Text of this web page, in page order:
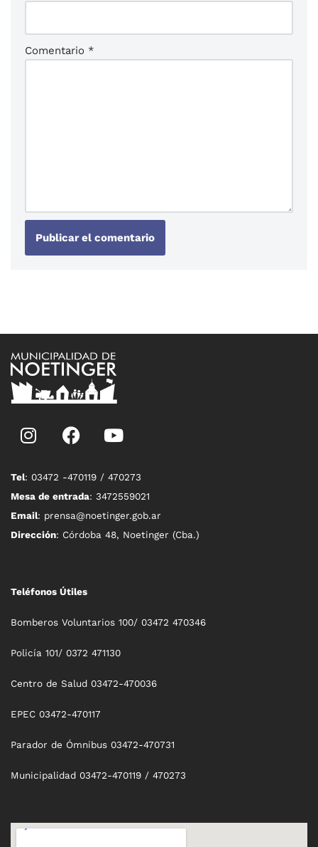
Comentario *
Tel: 03472 -470119 / 470273
Mesa de entrada: 3472559021
Email: prensa@noetinger.gob.ar
Dirección: Córdoba 48, Noetinger (Cba.)
Teléfonos Útiles
Bomberos Voluntarios 100/ 03472 470346
Policía 101/ 0372 471130
Centro de Salud 03472-470036
EPEC 03472-470117
Parador de Ómnibus 03472-470731
Municipalidad 03472-470119 / 470273